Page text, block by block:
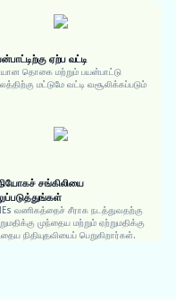
ஏற்ப வட்டி
தொகை மற்றும் பயன்பாட்டு
மட்டுமே வட்டி வசூலிக்கப்படும்
சங்கிலியை
வணிகத்தைச் சீராக நடத்துவதற்கு
முந்தைய மற்றும் ஏற்றுமதிக்கு
நிதியுதவியைப் பெறுகிறார்கள்.